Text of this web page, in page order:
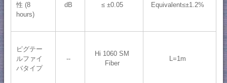
性 (8
hours)
dB ≤ ±0.05 Equivalent≤±1.2%
ピグテー
ルファイ
バタイプ
--
Hi 1060 SM
Fiber
L=1m